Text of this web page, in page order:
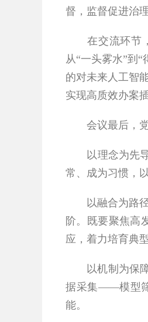
督，监督促进治
在交流环节，
从“一头雾水”到
的对未来人工智
实现高质效办案
会议最后，党
以理念为先导
常、成为习惯，
以融合为路径
阶。既要聚焦高
应，着力培育典
以机制为保障
据采集——模型
能。